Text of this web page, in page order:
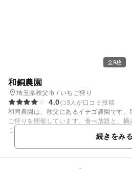
りん、かおりん べにたま あります。 詳
全9枚
和銅農園
埼玉県秩父市 / いちご狩り
4.0
3人が口コミ投稿
和同農園は、秩父にあるイチゴ農園です
ご狩りを開催しています。食べ放題と、
ことができます。 安全に食べられる様、農薬の使用を少なく、いちごを栽
培しています。 【いちご狩り情報
続きをみる